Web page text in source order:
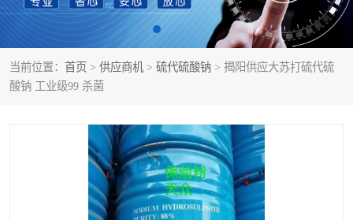
当前位置： 首页 > 供应商机 > 硫代硫酸钠 > 揭阳供应大苏打硫代硫
酸钠 工业级99 杀菌
草酸 醋酸钠
聚合氯化铝 焦磷酸二氢二钠
一水葡萄糖
一水柠檬酸